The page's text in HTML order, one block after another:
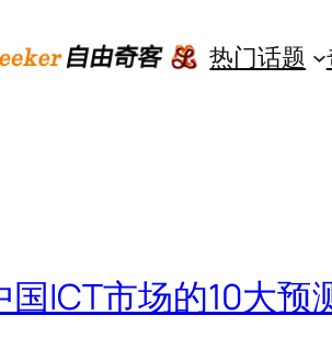
热门话题
国ICT市场的10大预